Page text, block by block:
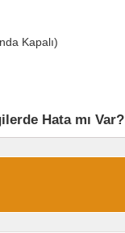
Kapalı)
Hata mı Var?